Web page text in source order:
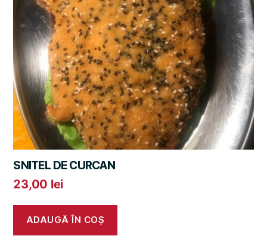
SNITEL DE CURCAN
23,00 lei
ADAUGĂ ÎN COȘ